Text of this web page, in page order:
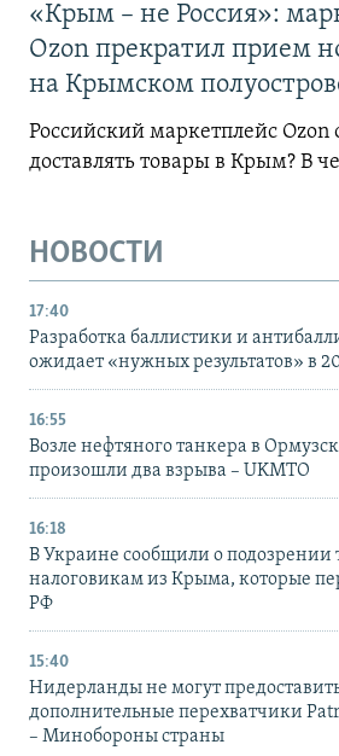
«Крым – не Россия»:
Ozon прекратил прием
на Крымском
Российский маркетплейс Ozon
доставлять товары в Крым? В
НОВОСТИ
17:40
Разработка баллистики и
ожидает «нужных результатов» в
16:55
Возле нефтяного танкера в
произошли два взрыва – UKMTO
16:18
В Украине сообщили о
налоговикам из Крыма, которые
РФ
15:40
Нидерланды не могут
дополнительные перехватчики
– Минобороны страны